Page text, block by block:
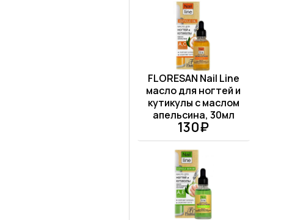
FLORESAN Nail Line
масло для ногтей и
кутикулы с маслом
апельсина, 30мл
130₽